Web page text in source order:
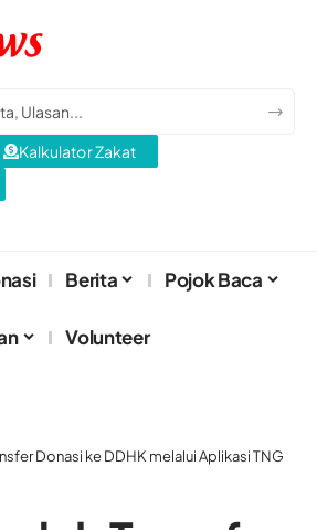
Kalkulator Zakat
Berita Pojok Baca
Volunteer
Donasi ke DDHK melalui Aplikasi TNG